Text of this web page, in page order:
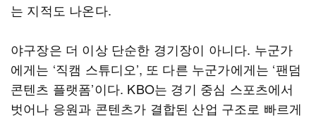
는 지적도 나온다.
야구장은 더 이상 단순한 경기장이 아니다. 누군가
에게는 ‘직캠 스튜디오’, 또 다른 누군가에게는 ‘팬덤
콘텐츠 플랫폼’이다. KBO는 경기 중심 스포츠에서
벗어나 응원과 콘텐츠가 결합된 산업 구조로 빠르게